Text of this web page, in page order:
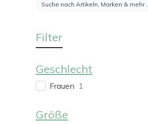
Filter
Geschlecht
Frauen 1
Größe